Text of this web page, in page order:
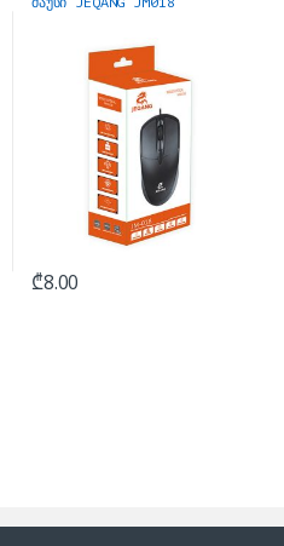
₾8.00